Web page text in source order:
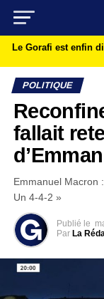
Le Gorafi est enfin
POLITIQUE
fallait
Emmanuel Macron
Un 4-4-2 »
Publié le
Par La